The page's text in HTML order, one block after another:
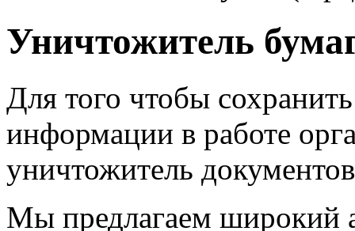
Уничтожитель
Для того чтобы
информации в работе
уничтожитель
Мы предлагаем широкий